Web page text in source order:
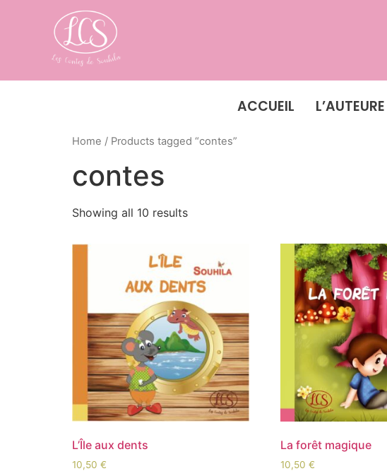
ACCUEIL L’AUTEURE
Home / Products tagged “contes”
contes
Showing all 10 results
L’Île aux dents
10,50 €
La forêt magique
10,50 €